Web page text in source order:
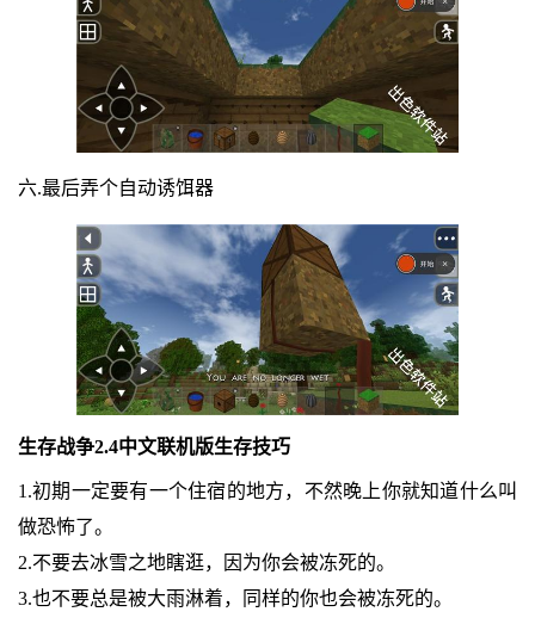
六.最后弄个自动诱饵器
生存战争2.4中文联机版生存技巧
1.初期一定要有一个住宿的地方，不然晚上你就知道什么叫
做恐怖了。
2.不要去冰雪之地瞎逛，因为你会被冻死的。
3.也不要总是被大雨淋着，同样的你也会被冻死的。